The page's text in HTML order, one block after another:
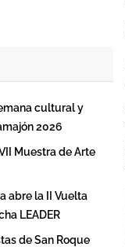
cultural y
2026
Muestra de Arte
abre la II Vuelta
LEADER
de San Roque